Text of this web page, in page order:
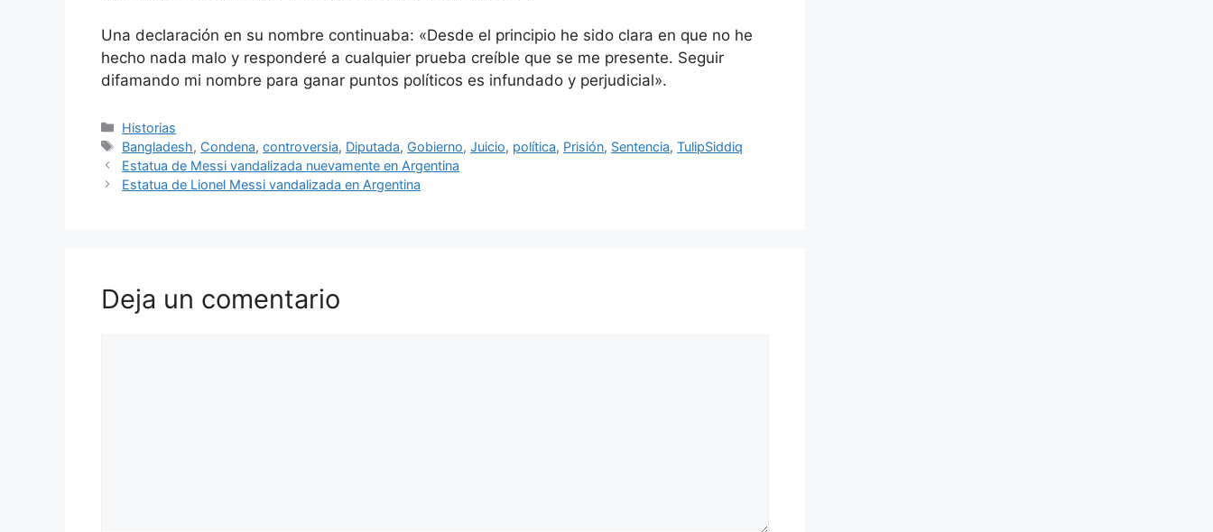
Una declaración en su nombre continuaba: «Desde el principio he sido clara en que no he
hecho nada malo y responderé a cualquier prueba creíble que se me presente. Seguir
difamando mi nombre para ganar puntos políticos es infundado y perjudicial».
Categorías
Historias
Etiquetas
Bangladesh, Condena,controversia, Diputada, Gobierno,Juicio, política, Prisión, Sentencia,TulipSiddiq
Estatua de Messi vandalizada nuevamente en Argentina
Estatua de Lionel Messi vandalizada en Argentina
Deja un comentario